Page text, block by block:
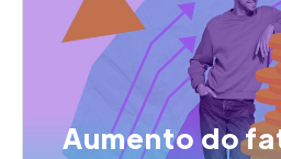
Aumento do